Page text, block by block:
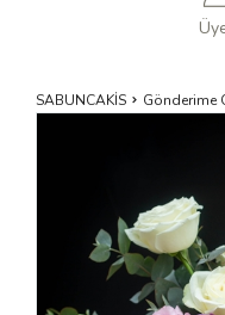
SABUNCAKİS Gönderime